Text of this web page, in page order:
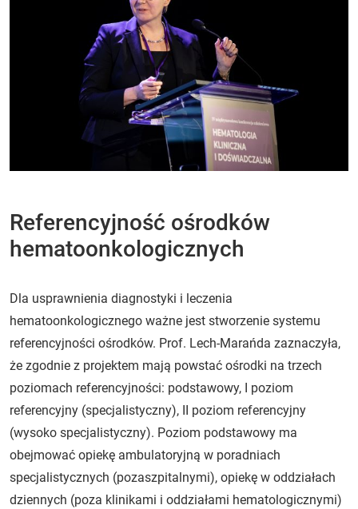
Referencyjność ośrodków
hematoonkologicznych
Dla usprawnienia diagnostyki i leczenia
hematoonkologicznego ważne jest stworzenie systemu
referencyjności ośrodków. Prof. Lech-Marańda zaznaczyła,
że zgodnie z projektem mają powstać ośrodki na trzech
poziomach referencyjności: podstawowy, I poziom
referencyjny (specjalistyczny), II poziom referencyjny
(wysoko specjalistyczny). Poziom podstawowy ma
obejmować opiekę ambulatoryjną w poradniach
specjalistycznych (pozaszpitalnymi), opiekę w oddziałach
dziennych (poza klinikami i oddziałami hematologicznymi)